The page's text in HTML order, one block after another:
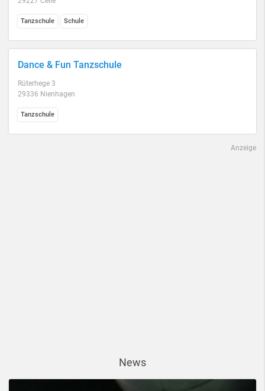
Tanzschule Schule
Dance & Fun Tanzschule
Rüterhege 3
29336 Nienhagen
Tanzschule
Anzeige
News